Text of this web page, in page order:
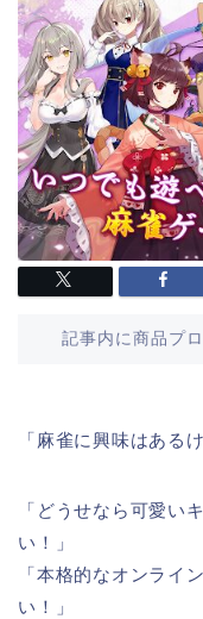
記事内に商品プ
「麻雀に興味はある
「どうせなら可愛い
い！」
「本格的なオンライ
い！」